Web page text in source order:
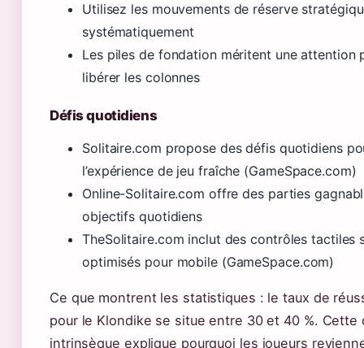
Utilisez les mouvements de réserve
systématiquement
Les piles de fondation méritent une attention
libérer les colonnes
Défis quotidiens
Solitaire.com propose des défis quotidiens
l’expérience de jeu fraîche (GameSpace.com)
Online-Solitaire.com offre des parties
objectifs quotidiens
TheSolitaire.com inclut des contrôles tactiles
optimisés pour mobile (GameSpace.com)
Ce que montrent les statistiques : le taux de
pour le Klondike se situe entre 30 et 40 %. Cette
intrinsèque explique pourquoi les joueurs